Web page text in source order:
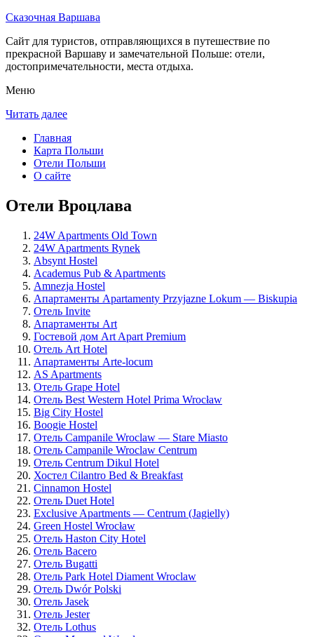
Сказочная Варшава
Сайт для туристов, отправляющихся в путешествие по
прекрасной Варшаву и замечательной Польше: отели,
достопримечательности, места отдыха.
Меню
Читать далее
Главная
Карта Польши
Отели Польши
О сайте
Отели Вроцлава
24W Apartments Old Town
24W Apartments Rynek
Absynt Hostel
Academus Pub & Apartments
Amnezja Hostel
Апартаменты Apartamenty Przyjazne Lokum — Biskupia
Отель Invite
Апартаменты Art
Гостевой дом Art Apart Premium
Отель Art Hotel
Апартаменты Arte-locum
AS Apartments
Отель Grape Hotel
Отель Best Western Hotel Prima Wrocław
Big City Hostel
Boogie Hostel
Отель Campanile Wroclaw — Stare Miasto
Отель Campanile Wroclaw Centrum
Отель Centrum Dikul Hotel
Хостел Cilantro Bed & Breakfast
Cinnamon Hostel
Отель Duet Hotel
Exclusive Apartments — Centrum (Jagielly)
Green Hostel Wrocław
Отель Haston City Hotel
Отель Bacero
Отель Bugatti
Отель Park Hotel Diament Wroclaw
Отель Dwór Polski
Отель Jasek
Отель Jester
Отель Lothus